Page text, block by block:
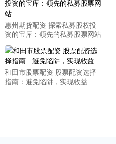
惠州期货配资 探索私募股权投
资的宝库：领先的私募股票网站
和田市股票配资 股票配资选择
指南：避免陷阱，实现收益